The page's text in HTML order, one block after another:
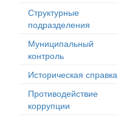
Структурные
подразделения
Муниципальный
контроль
Историческая справка
Противодействие
коррупции